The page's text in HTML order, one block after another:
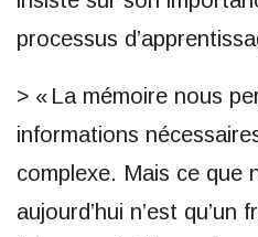
processus
> « La mémoire nous
informations
complexe. Mais ce que
aujourd’hui n’est qu’un